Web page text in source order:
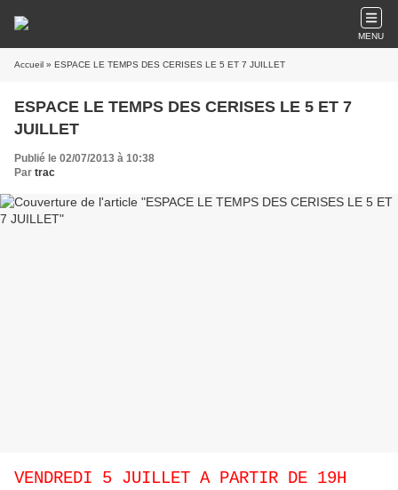
MENU
Accueil » ESPACE LE TEMPS DES CERISES LE 5 ET 7 JUILLET
ESPACE LE TEMPS DES CERISES LE 5 ET 7
JUILLET
Publié le 02/07/2013 à 10:38
Par trac
VENDREDI 5 JUILLET A PARTIR DE 19H